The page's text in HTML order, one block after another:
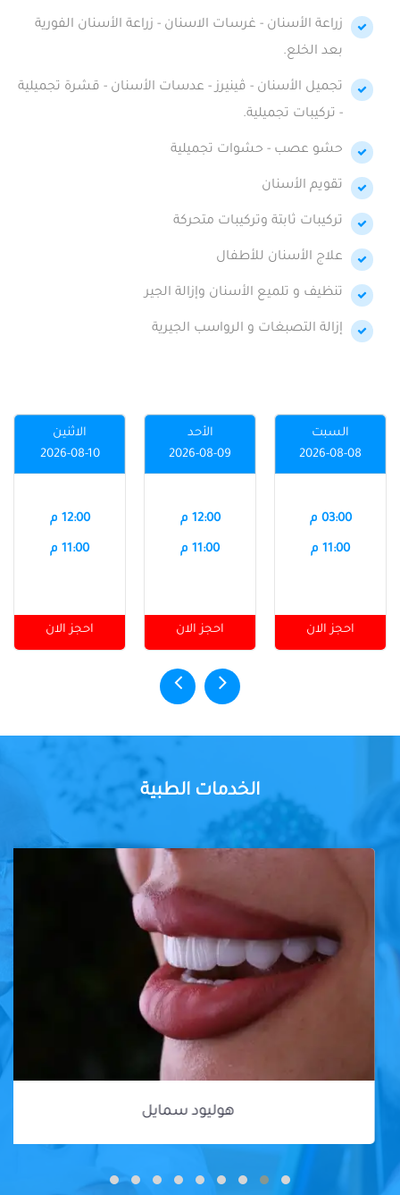
زراعة الأسنان - غرسات الاسنان - زراعة الأسنان الفورية
بعد الخلع.
تجميل الأسنان - ڤينيرز - عدسات الأسنان - قشرة تجميلية
- تركيبات تجميلية.
حشو عصب - حشوات تجميلية
تقويم الأسنان
تركيبات ثابتة وتركيبات متحركة
علاج الأسنان للأطفال
تنظيف و تلميع الأسنان وإزالة الجير
إزالة التصبغات و الرواسب الجيرية
السبت
2026-08-08
03:00 م
11:00 م
احجز الان
الأحد
2026-08-09
12:00 م
11:00 م
احجز الان
الاثنين
2026-08-10
12:00 م
11:00 م
احجز الان
الخدمات الطبية
هوليود سمايل